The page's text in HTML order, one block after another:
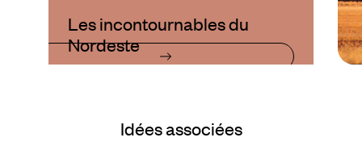
Les incontournables du
Nordeste
Idées associées